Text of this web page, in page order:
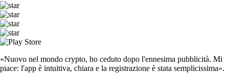
«Nuovo nel mondo crypto, ho ceduto dopo l'ennesima pubblicità. Mi
piace: l'app è intuitiva, chiara e la registrazione è stata semplicissima».